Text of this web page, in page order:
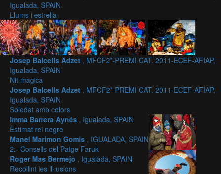
Igualada, SPAIN
Llums i estrella
Josep Balcells Adzet , MFCF2*-PREMI CAT. 2011-ECEF-AFIAP,
Igualada, SPAIN
Nit magica
Josep Balcells Adzet , MFCF2*-PREMI CAT. 2011-ECEF-AFIAP,
Igualada, SPAIN
Soledat amb colors
Imma Barrera Aynés , Igualada, SPAIN
Estimat rei negre
Manel Marimon Gomis , IGUALADA, SPAIN
2.- Consells del Patge Faruk
Roger Mas Bermejo , Igualada, SPAIN
Recollint les il·lusions